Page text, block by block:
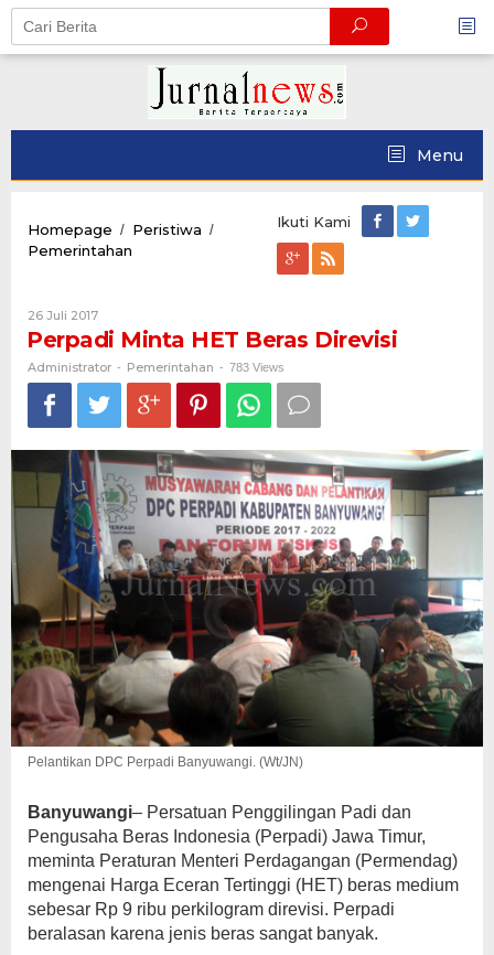
Skip
content
Menu
Homepage / Peristiwa /
Pemerintahan
Direvisi
Ikuti Kami
26 Juli 2017Oleh
Administrator
Perpadi Minta HET Beras Direvisi
Administrator - Pemerintahan - 783 Views
Pelantikan DPC Perpadi Banyuwangi. (Wt/JN)
Banyuwangi– Persatuan Penggilingan Padi dan
Pengusaha Beras Indonesia (Perpadi) Jawa Timur,
meminta Peraturan Menteri Perdagangan (Permendag)
mengenai Harga Eceran Tertinggi (HET) beras medium
sebesar Rp 9 ribu perkilogram direvisi. Perpadi
beralasan karena jenis beras sangat banyak.